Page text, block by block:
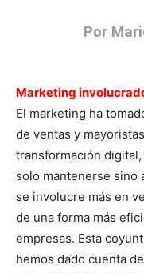
Por
Marketing
El marketing ha
de ventas y
transformación
solo mantenerse sino
se involucre más en
de una forma más
empresas. Esta
hemos dado cuenta